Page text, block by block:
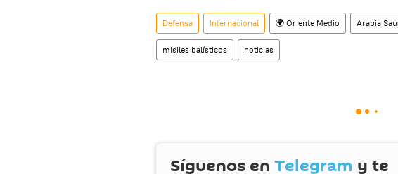
Defensa Internacional 🌍 Oriente Medio Arabia
misiles balísticos noticias
Síguenos en Telegram y te